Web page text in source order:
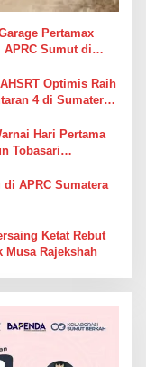
Pertamax
Sumut di
Optimis Raih
4 di Sumatera
Hari Pertama
Tobasari
APRC Sumatera
Ketat Rebut
Musa Rajekshah